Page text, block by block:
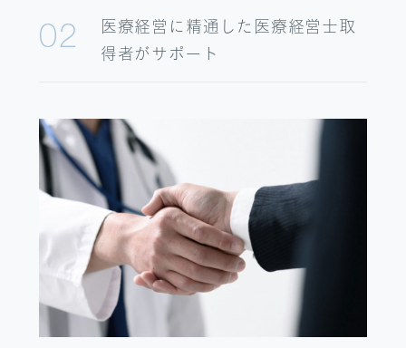
02 医療経営に精通した 医療経営士取
得者がサポート